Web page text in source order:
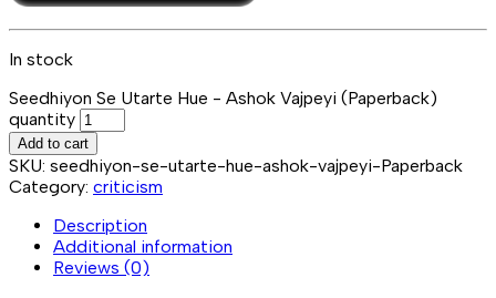
In stock
Seedhiyon Se Utarte Hue - Ashok Vajpeyi (Paperback)
quantity
Add to cart
SKU: seedhiyon-se-utarte-hue-ashok-vajpeyi-Paperback
Category: criticism
Description
Additional information
Reviews (0)